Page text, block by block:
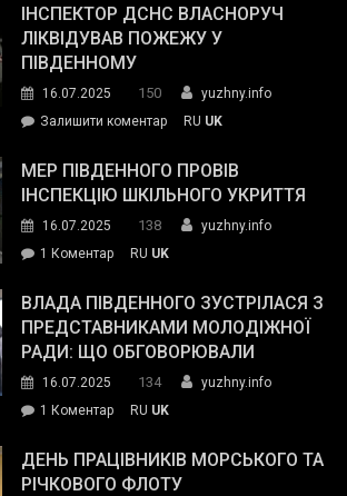
провів
нараду
силових
та
органів:
«Наш
спільний
окупанти.
Маємо
діяти
команда
ІНСПЕКТОР ДСНС ВЛАСНОРУЧ
ЛІКВІДУВАВ ПОЖЕЖУ У
ПІВДЕННОМУ
16.07.2025 150
yuzhny.info
Залишити коментарon
ДСНС
власноруч
пожежу
у
RU UK
МЕР ПІВДЕННОГО ПРОВІВ
ІНСПЕКЦІЮ ШКІЛЬНОГО УКРИТТЯ
16.07.2025 138
yuzhny.info
1 Коментардо
Південного
провів
інспекцію
укриття
RU UK
ВЛАДА ПІВДЕННОГО ЗУСТРІЛАСЯ З
ПРЕДСТАВНИКАМИ МОЛОДІЖНОЇ
РАДИ: ЩО ОБГОВОРЮВАЛИ
16.07.2025 134
yuzhny.info
1 Коментардо
Південного
зустрілася
RU UK
ДЕНЬ ПРАЦІВНИКІВ МОРСЬКОГО ТА
РІЧКОВОГО ФЛОТУ